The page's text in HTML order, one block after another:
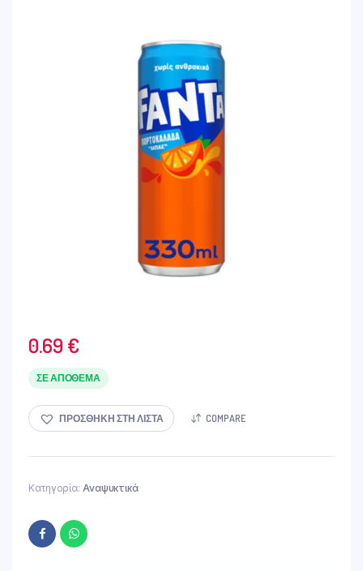
0.69 €
ΣΕ ΑΠΌΘΕΜΑ
ΠΡΟΣΘΉΚΗ ΣΤΗ ΛΊΣΤΑ COMPARE
Κατηγορία: Αναψυκτικά